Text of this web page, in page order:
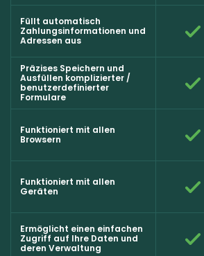
Füllt automatisch
Zahlungsinformationen und
Adressen aus
Präzises Speichern und
Ausfüllen komplizierter /
benutzerdefinierter
Formulare
Funktioniert mit allen
Browsern
Funktioniert mit allen
Geräten
Ermöglicht einen einfachen
Zugriff auf Ihre Daten und
deren Verwaltung